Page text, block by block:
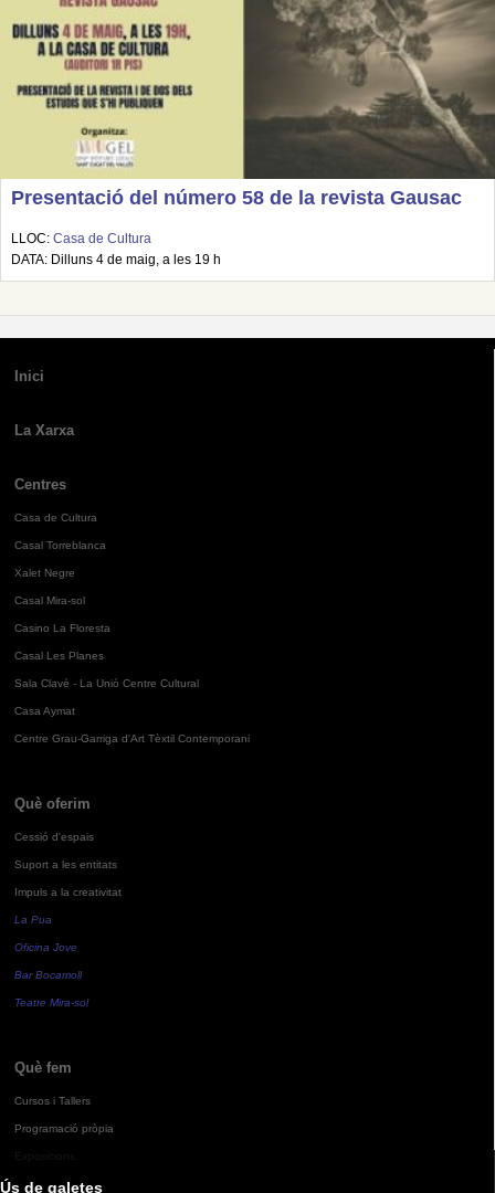
Ús de galetes
Presentació del número 58 de la revista Gausac
LLOC: Casa de Cultura
DATA: Dilluns 4 de maig, a les 19 h
Inici
La Xarxa
Centres
Casa de Cultura
Casal Torreblanca
Xalet Negre
Casal Mira-sol
Casino La Floresta
Casal Les Planes
Sala Clavé - La Unió Centre Cultural
Casa Aymat
Centre Grau-Garriga d'Art Tèxtil Contemporani
Què oferim
Cessió d'espais
Suport a les entitats
Impuls a la creativitat
La Pua
Oficina Jove
Bar Bocamoll
Teatre Mira-sol
Què fem
Cursos i Tallers
Programació pròpia